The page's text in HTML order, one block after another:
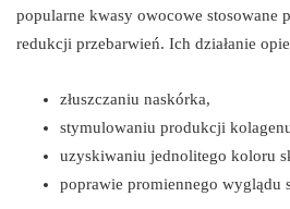
popularne kwasy owocowe stosowane
redukcji przebarwień. Ich działanie
złuszczaniu naskórka,
stymulowaniu produkcji
uzyskiwaniu jednolitego koloru
poprawie promiennego wyglądu